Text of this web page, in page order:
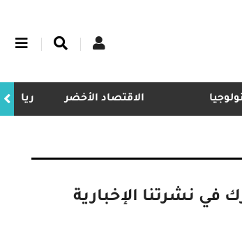
الاقتصاد الأخضر ريادة
في نشرتنا الإخبارية